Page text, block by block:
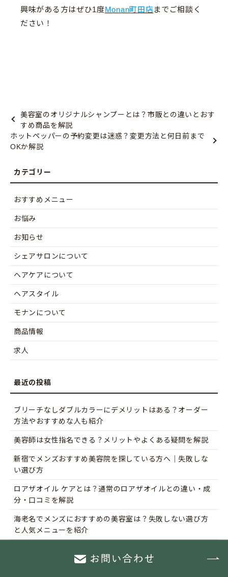
興味がある方はぜひ1度Monan町田店 までご相談く
ださい！
美容室のオリジナルシャンプーとは？市販との違いとおす
すめ商品を解説
ホットペッパーの予約変更は迷惑？変更方法と何日前まで
OKか解説
おすすめメニュー
お悩み
お知らせ
シェアサロンについて
ヘアケアについて
ヘアスタイル
モナンについて
商品情報
求人
ブリーチなしダブルカラーにデメリットはある？オーダー
方法やおすすめな人も紹介
美容師は女性指名できる？メリットやよくある疑問を解説
新宿でメンズおすすめ美容院を探している方へ｜失敗しな
い選び方
ロアザオイル ケアとは？通常のロアザオイルとの違い・成
分・口コミを解説
海老名でメンズにおすすめの美容室は？失敗しない選び方
と人気メニューを紹介